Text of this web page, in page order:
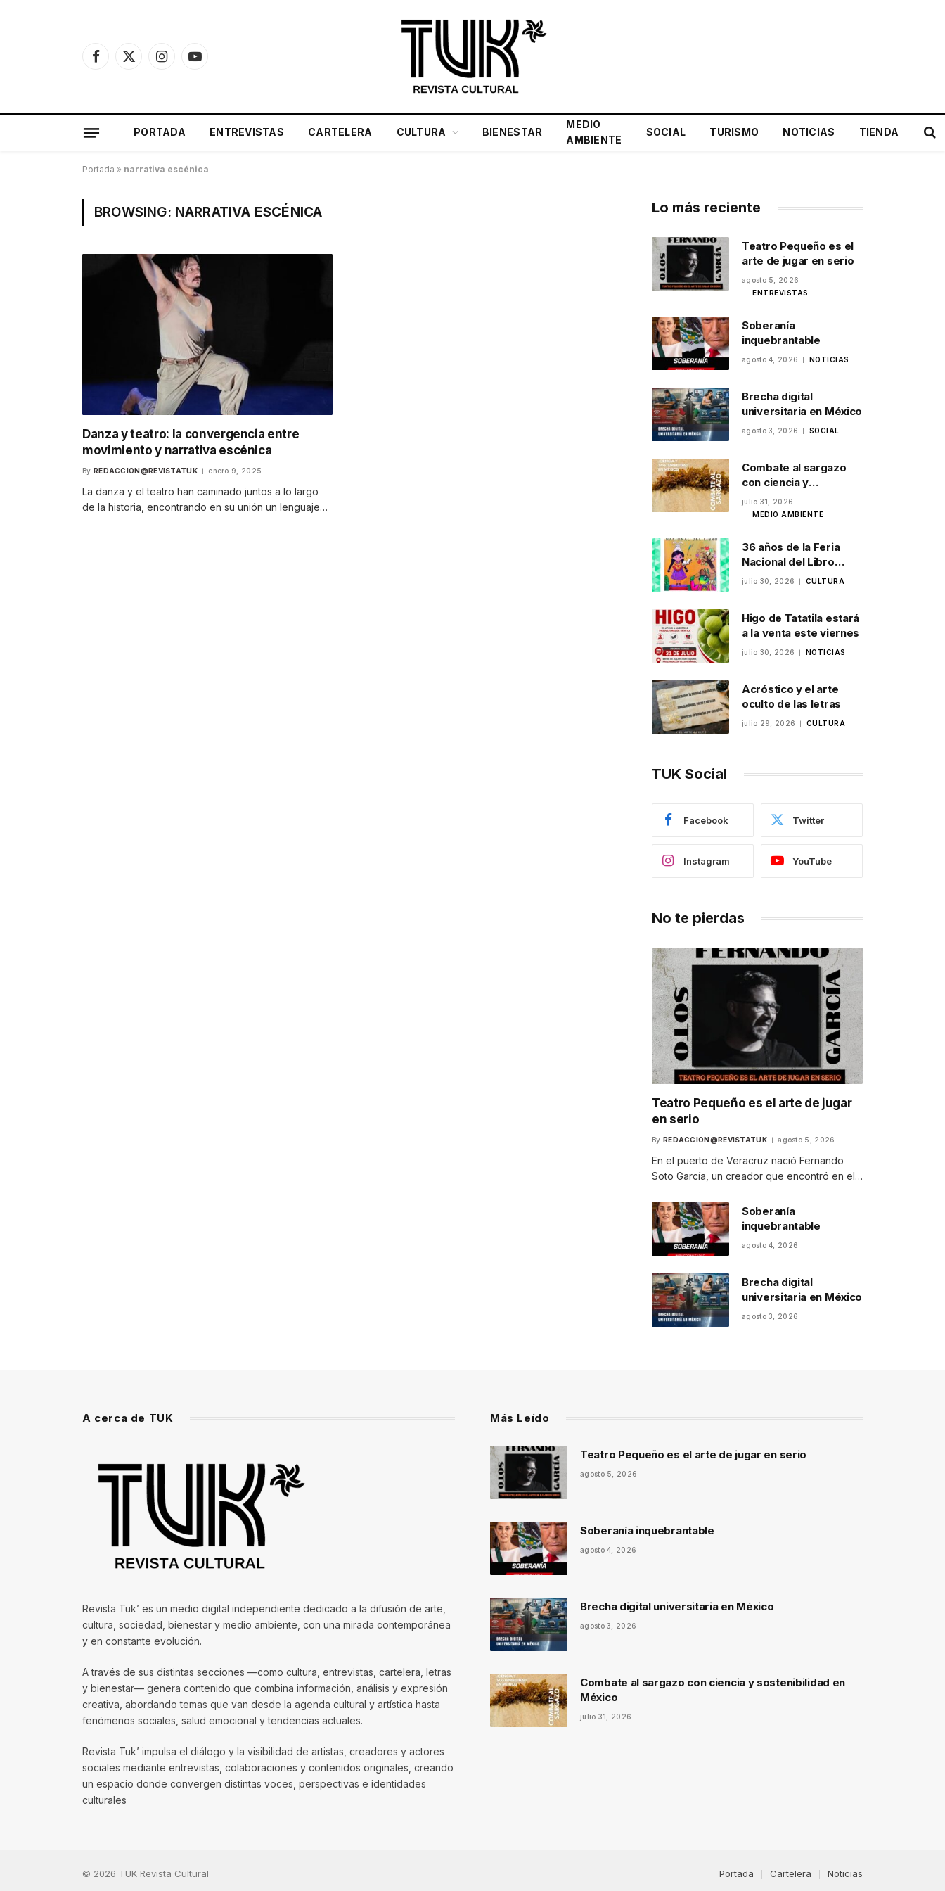
Facebook
X
InstagramYouTube
PORTADA ENTREVISTAS CARTELERA CULTURA BIENESTAR
MEDIO
AMBIENTE
SOCIAL TURISMO NOTICIAS TIENDA
Portada » narrativa escénica
BROWSING: NARRATIVA ESCÉNICA
Danza y teatro: la convergencia entre
movimiento y narrativa escénica
By REDACCION@REVISTATUK enero 9, 2025
La danza y el teatro han caminado juntos a lo largo
de la historia, encontrando en su unión un lenguaje…
Lo más reciente
Teatro Pequeño es el
arte de jugar en serio
agosto 5, 2026
ENTREVISTAS
Soberanía
inquebrantable
agosto 4, 2026 NOTICIAS
Brecha digital
universitaria en México
agosto 3, 2026 SOCIAL
Combate al sargazo
con ciencia y
sostenibilidad en
México
julio 31, 2026
MEDIO AMBIENTE
36 años de la Feria
Nacional del Libro
Infantil y Juvenil en
julio 30, 2026 CULTURA
Higo de Tatatila estará
a la venta este viernes
julio 30, 2026 NOTICIAS
Acróstico y el arte
oculto de las letras
julio 29, 2026 CULTURA
TUK Social
Facebook Twitter
Instagram YouTube
No te pierdas
Teatro Pequeño es el arte de jugar
en serio
By REDACCION@REVISTATUK agosto 5, 2026
En el puerto de Veracruz nació Fernando
Soto García, un creador que encontró en el…
Soberanía
inquebrantable
agosto 4, 2026
Brecha digital
universitaria en México
agosto 3, 2026
A cerca de TUK
Revista Tuk’ es un medio digital independiente dedicado a la difusión de arte,
cultura, sociedad, bienestar y medio ambiente, con una mirada contemporánea
y en constante evolución.
A través de sus distintas secciones —como cultura, entrevistas, cartelera, letras
y bienestar— genera contenido que combina información, análisis y expresión
creativa, abordando temas que van desde la agenda cultural y artística hasta
fenómenos sociales, salud emocional y tendencias actuales.
Revista Tuk’ impulsa el diálogo y la visibilidad de artistas, creadores y actores
sociales mediante entrevistas, colaboraciones y contenidos originales, creando
un espacio donde convergen distintas voces, perspectivas e identidades
culturales
Más Leído
Teatro Pequeño es el arte de jugar en serio
agosto 5, 2026
Soberanía inquebrantable
agosto 4, 2026
Brecha digital universitaria en México
agosto 3, 2026
Combate al sargazo con ciencia y sostenibilidad en
México
julio 31, 2026
© 2026 TUK Revista Cultural Portada Cartelera Noticias